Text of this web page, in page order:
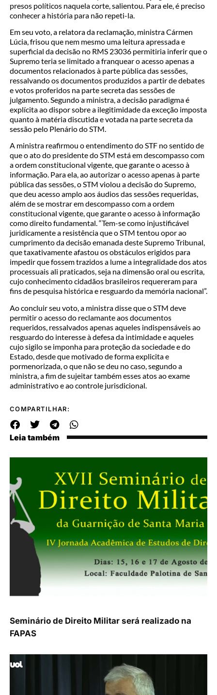
presos políticos naquela corte, salientou. Para ele, é preciso
conhecer a história para não repeti-la.
Em seu voto, a relatora da reclamação, ministra Cármen
Lúcia, frisou que nem mesmo uma leitura apressada e
superficial da decisão no RMS 23036 permitiria inferir que o
Supremo teria se limitado a franquear o acesso apenas a
documentos relacionados à parte pública das sessões,
ressalvando os documentos produzidos a partir de debates
e votos proferidos na parte secreta das sessões de
julgamento. Segundo a ministra, a decisão paradigma é
explícita ao dispor sobre a ilegitimidade da exceção imposta
quanto à matéria discutida e votada na parte secreta da
sessão pelo Plenário do STM.
A ministra reafirmou o entendimento do STF no sentido de
que o ato do presidente do STM está em descompasso com
a ordem constitucional vigente, que garante o acesso à
informação. Para ela, ao autorizar o acesso apenas à parte
pública das sessões, o STM violou a decisão do Supremo,
que deu acesso amplo aos áudios das sessões requeridas,
além de se mostrar em descompasso com a ordem
constitucional vigente, que garante o acesso à informação
como direito fundamental. “Tem-se como injustificável
juridicamente a resistência que o STM tentou opor ao
cumprimento da decisão emanada deste Supremo Tribunal,
que taxativamente afastou os obstáculos erigidos para
impedir que fossem trazidos a lume a integralidade dos atos
processuais ali praticados, seja na dimensão oral ou escrita,
cujo conhecimento cidadãos brasileiros requereram para
fins de pesquisa histórica e resguardo da memória nacional”.
Ao concluir seu voto, a ministra disse que o STM deve
permitir o acesso do reclamante aos documentos
requeridos, ressalvados apenas aqueles indispensáveis ao
resguardo do interesse à defesa da intimidade e aqueles
cujo sigilo se imponha para proteção da sociedade e do
Estado, desde que motivado de forma explicita e
pormenorizada, o que não se deu no caso, segundo a
ministra, a fim de sujeitar também esses atos ao exame
administrativo e ao controle jurisdicional.
COMPARTILHAR:
Leia também
Seminário de Direito Militar será realizado na
FAPAS